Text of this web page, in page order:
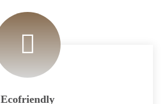
Ecofriendly